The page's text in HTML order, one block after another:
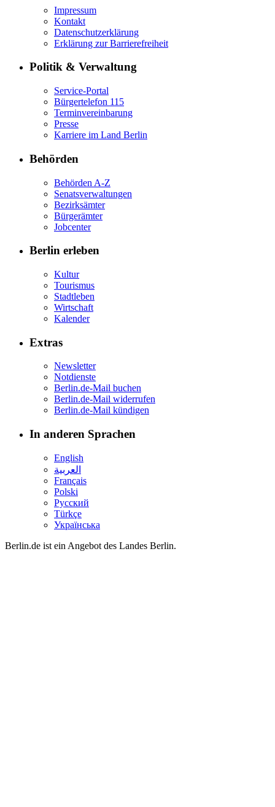
Impressum
Kontakt
Datenschutzerklärung
Erklärung zur Barrierefreiheit
Politik & Verwaltung
Service-Portal
Bürgertelefon 115
Terminvereinbarung
Presse
Karriere im Land Berlin
Behörden
Behörden A-Z
Senatsverwaltungen
Bezirksämter
Bürgerämter
Jobcenter
Berlin erleben
Kultur
Tourismus
Stadtleben
Wirtschaft
Kalender
Extras
Newsletter
Notdienste
Berlin.de-Mail buchen
Berlin.de-Mail widerrufen
Berlin.de-Mail kündigen
In anderen Sprachen
English
العربية
Français
Polski
Русский
Türkçe
Українська
Berlin.de ist ein Angebot des Landes Berlin.